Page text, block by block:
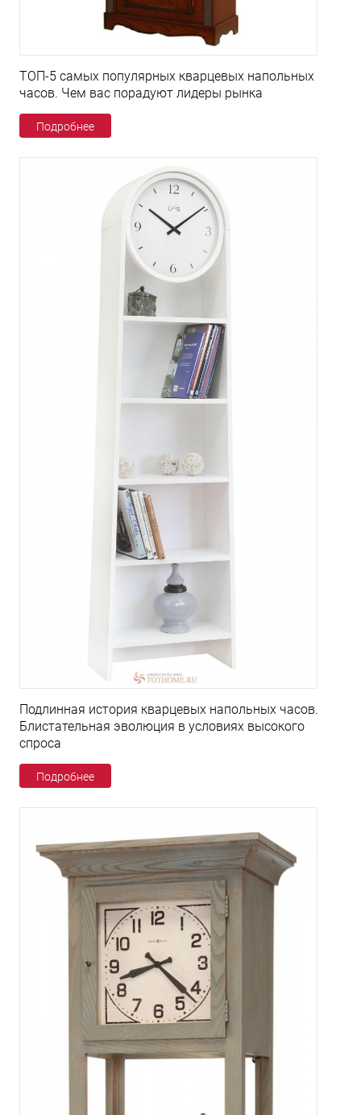
ТОП-5 самых популярных кварцевых напольных
часов. Чем вас порадуют лидеры рынка
Подробнее
Подлинная история кварцевых напольных часов.
Блистательная эволюция в условиях высокого
спроса
Подробнее